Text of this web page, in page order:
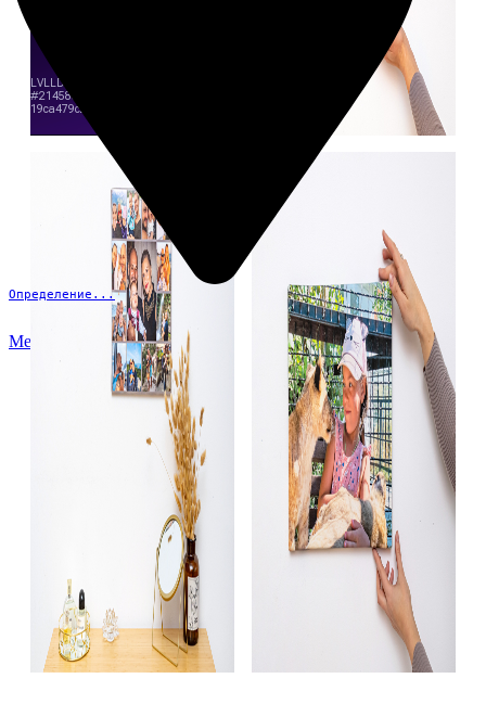
Определение...
Меню